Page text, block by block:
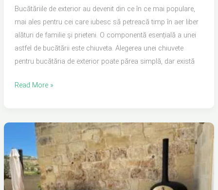
Bucătăriile de exterior au devenit din ce în ce mai populare,
mai ales pentru cei care iubesc să petreacă timp în aer liber
alături de familie și prieteni. O componentă esențială a unei
astfel de bucătării este chiuveta. Alegerea unei chiuvete
pentru bucătăria de exterior poate părea simplă, dar există
Read More »
Bucătărie
Exterior
cu
Grătar: